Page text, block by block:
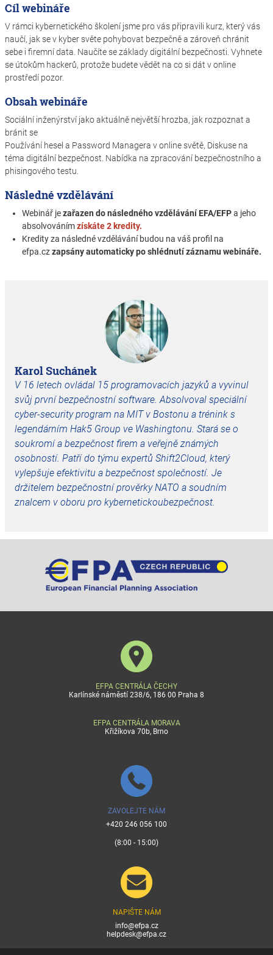
Cíl webináře
V rámci kybernetického školení jsme pro vás připravili kurz, který vás
naučí, jak se v kyber světe pohybovat bezpečně a zároveň chránit
sebe i firemní data. Naučíte se základy digitální bezpečnosti. Vyhnete
se útokům hackerů, protože budete vědět na co si dát v online
prostředí pozor.
Obsah webináře
Sociální inženýrství jako aktuálně největší hrozba, jak rozpoznat a
bránit se
Používání hesel a Password Managera v online světě, Diskuse na
téma digitální bezpečnost. Nabídka na zpracování bezpečnostního a
phisingového testu.
Následné vzdělávání
Webinář jezařazen do následného vzdělávání EFA/EFPa jeho
absolvovánímzískáte 2 kredity.
Kredity za následné vzdělávání budou na váš profil na
efpa.czzapsány automaticky po shlédnutí záznamu webináře.
Karol Suchánek
V 16 letech ovládal 15 programovacích jazyků a vyvinul
svůj první bezpečnostní software. Absolvoval speciální
cyber-security program na MIT v Bostonu a trénink s
legendárním Hak5 Group ve Washingtonu. Stará se o
soukromí a bezpečnost firem a veřejně známých
osobností. Patří do týmu expertů Shift2Cloud, který
vylepšuje efektivitu a bezpečnost společností. Je
držitelem bezpečnostní prověrky NATO a soudním
znalcem v oboru pro kybernetickoubezpečnost.
EFPA CENTRÁLA ČECHY
Karlínské náměstí 238/6, 186 00 Praha 8
EFPA CENTRÁLA MORAVA
Křižíkova 70b, Brno
ZAVOLEJTE NÁM
+420 246 056 100
(8:00 - 15:00)
NAPIŠTE NÁM
info@efpa.cz
helpdesk@efpa.cz